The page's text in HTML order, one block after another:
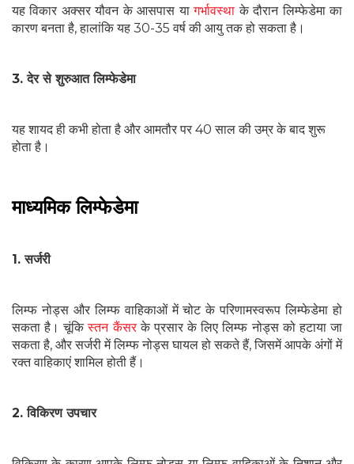
यह विकार अक्सर यौवन के आसपास यागर्भावस्था के दौरान लिम्फेडेमा का
कारण बनता है, हालांकि यह 30-35 वर्ष की आयु तक हो सकता है।
3. देर से शुरुआत लिम्फेडेमा
यह शायद ही कभी होता है और आमतौर पर 40 साल की उम्र के बाद शुरू
होता है।
माध्यमिक लिम्फेडेमा
1. सर्जरी
लिम्फ नोड्स और लिम्फ वाहिकाओं में चोट के परिणामस्वरूप लिम्फेडेमा हो
सकता है। चूंकिस्तन कैंसरके प्रसार के लिए लिम्फ नोड्स को हटाया जा
सकता है, और सर्जरी में लिम्फ नोड्स घायल हो सकते हैं, जिसमें आपके अंगों में
रक्त वाहिकाएं शामिल होती हैं।
2. विकिरण उपचार